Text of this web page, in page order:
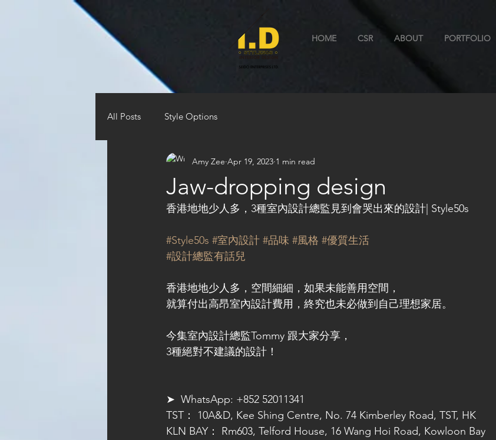
HOME CSR ABOUT PORTFOLIO
All Posts Style Options
Jaw-dropping design
Amy Zee Apr 19, 2023 1 min read
香港地地少人多，3種室內設計總監見到會哭出來的設計| Style50s
#Style50s #室內設計 #品味 #風格 #優質生活
#設計總監有話兒
香港地地少人多，空間細細，如果未能善用空間，
就算付出高昂室內設計費用，終究也未必做到自己理想家居。
今集室內設計總監Tommy 跟大家分享，
3種絕對不建議的設計！
➤  WhatsApp: +852 52011341
TST： 10A&D, Kee Shing Centre, No. 74 Kimberley Road, TST, HK
KLN BAY： Rm603, Telford House, 16 Wang Hoi Road, Kowloon Bay